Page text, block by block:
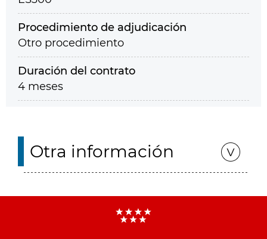
Procedimiento de adjudicación
Otro procedimiento
Duración del contrato
4 meses
Otra información